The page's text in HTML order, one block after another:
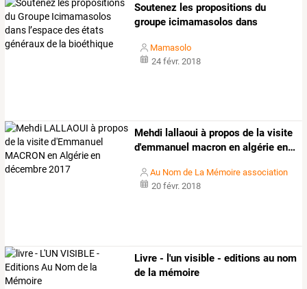
Soutenez les propositions du
groupe icimamasolos dans
Mamasolo
24 févr. 2018
Mehdi lallaoui à propos de la visite
d'emmanuel macron en algérie en…
Au Nom de La Mémoire association
20 févr. 2018
Livre - l'un visible - editions au nom
de la mémoire